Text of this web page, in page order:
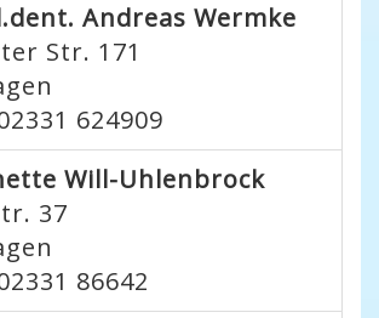
Andreas Wermke
Str. 171
624909
Will-Uhlenbrock
37
86642